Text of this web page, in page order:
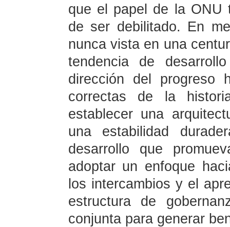
que el papel de la ONU
de ser debilitado. En
nunca vista en una
tendencia de
dirección del progreso
correctas de la
establecer una
una estabilidad
desarrollo que
adoptar un enfoque
los intercambios y el
estructura de
conjunta para generar